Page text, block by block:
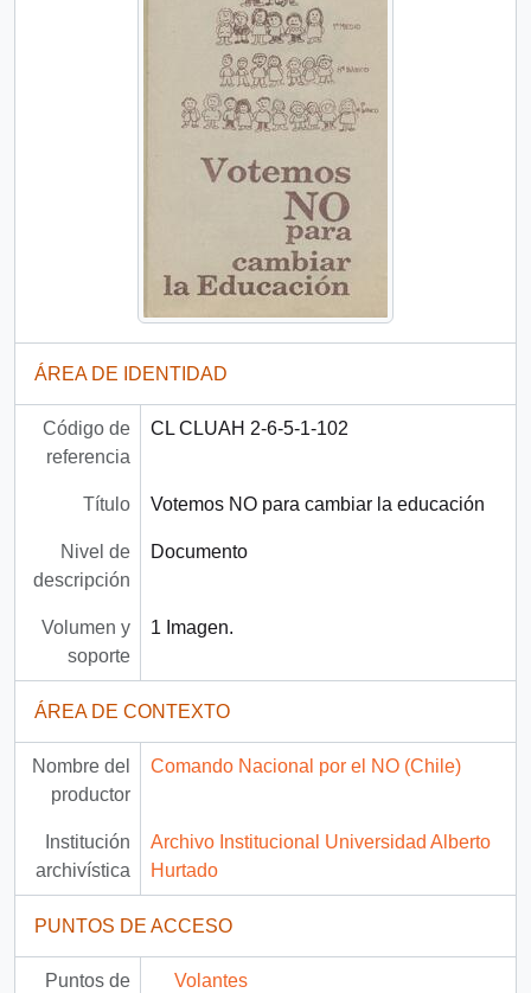
ÁREA DE IDENTIDAD
Código de
referencia
CL CLUAH 2-6-5-1-102
Título Votemos NO para cambiar la educación
Nivel de
descripción
Documento
Volumen y
soporte
1 Imagen.
ÁREA DE CONTEXTO
Nombre del
productor
Comando Nacional por el NO (Chile)
Institución
archivística
Archivo Institucional Universidad Alberto
Hurtado
PUNTOS DE ACCESO
Puntos de
Volantes